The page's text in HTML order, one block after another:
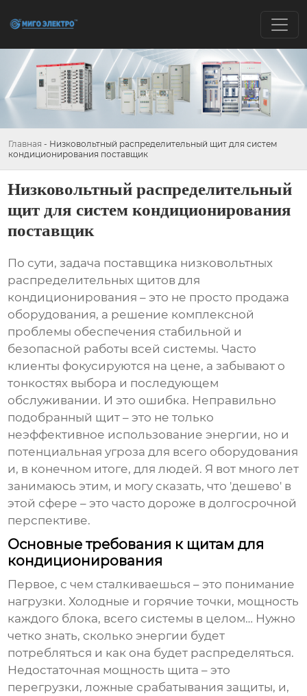
Главная - Низковольтный распределительный щит для систем
кондиционирования поставщик
Низковольтный распределительный
щит для систем кондиционирования
поставщик
По сути, задача поставщика низковольтных
распределительных щитов для
кондиционирования – это не просто продажа
оборудования, а решение комплексной
проблемы обеспечения стабильной и
безопасной работы всей системы. Часто
клиенты фокусируются на цене, а забывают о
тонкостях выбора и последующем
обслуживании. И это ошибка. Неправильно
подобранный щит – это не только
неэффективное использование энергии, но и
потенциальная угроза для всего оборудования
и, в конечном итоге, для людей. Я вот много лет
занимаюсь этим, и могу сказать, что 'дешево' в
этой сфере – это часто дороже в долгосрочной
перспективе.
Основные требования к щитам для
кондиционирования
Первое, с чем сталкиваешься – это понимание
нагрузки. Холодные и горячие точки, мощность
каждого блока, всего системы в целом… Нужно
четко знать, сколько энергии будет
потребляться и как она будет распределяться.
Недостаточная мощность щита – это
перегрузки, ложные срабатывания защиты, и,